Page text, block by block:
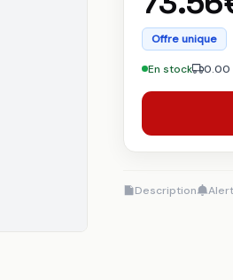
Offre unique
En stock 0.00
Description